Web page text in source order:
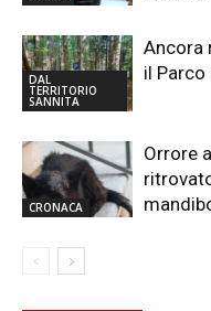
DAL
TERRITORIO
SANNITA
Ancora
il Parco
CRONACA
Orrore